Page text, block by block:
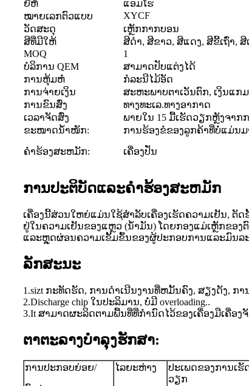
ຍີ່ຫໍ້
ແອມໂຮ
ໝາຍເລກຕົວແບບ
XYCF
ວັດສະດຸ
ເຫຼັກ​ກາກ​ບອນ
ສີທີ່ມີໃຫ້
ສີດໍາ, ສີຂາວ, ສີແດງ, ສີຂີ້ເຖົ່າ, ສີ
MOQ
1
ບໍລິການ QEM
ສາມາດປັບແຕ່ງໄດ້
ການຫຸ້ມຫໍ່
ກໍລະນີໄມ້ອັດ
ການຈ່າຍເງິນ
ສະຫະພາບຕາເວັນຕົກ, ເງິນແກມ,
ການ​ຂົນ​ສົ່ງ
ທາງທະເລ.ທາງອາກາດ
ເວລາຈັດສົ່ງ
ພາຍໃນ 15 ມື້ເຮັດວຽກຫຼັງຈາກ
ຂະໜາດນ້ຳໜັກ:
ຄໍາຮ້ອງສະຫມັກ:
ການຮ້ອງຂໍຂອງລູກຄ້າທີ່ບໍ່ແມ່ນ
ເຄື່ອງປັ່ນ
ການປະຕິບັດແລະຄໍາຮ້ອງສະຫມັກ
ເຄື່ອງນີ້ສ່ວນໃຫຍ່ແມ່ນໃຊ້ສໍາລັບເຄື່ອງເຮັດຄວາມເຢັນ, ຕັ
ຢູ່ໃນຄວາມເຢັນຂອງແຫຼວ (ນ້ໍາມັນ) ໂດຍກອງແມ່ເຫຼັກຂອງ
ແລະຫຼຸດຜ່ອນຄວາມເຂັ້ມຂົ້ນຂອງຜູ້ປະກອບການແລະມົນລະ
ລັກສະນະ
1.sizt ກະ​ທັດ​ຮັດ​, ການ​ດໍາ​ເນີນ​ງານ​ທີ່​ຫມັ້ນ​ຄົງ​, ສຽງ​ດັງ​, ກາ
2.Discharge chip ໃນປະລິມານ, ບໍ່ມີ overloading..
3.It ສາມາດຜະລິດຕາມພື້ນທີ່ທີ່ກໍານົດໄວ້ຂອງເຄື່ອງມືເຄື່ອງ
ຕາຕະລາງບໍາລຸງຮັກສາ:
ການປະກອບຍ່ອຍ/ ໄລຍະຫ່າງ
ປະເພດຂອງການເຮັ
ວຽກ